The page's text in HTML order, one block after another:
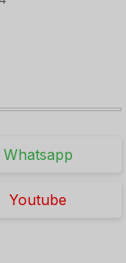
Whatsapp
Youtube